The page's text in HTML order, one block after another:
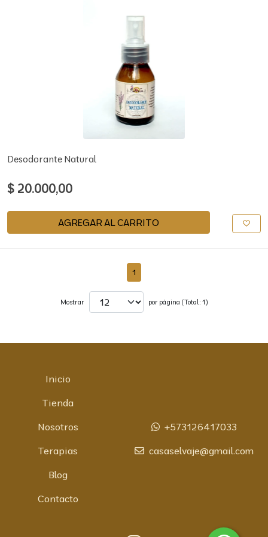
Desodorante Natural
$ 20.000,00
AGREGAR AL CARRITO
1
Mostrar por página (Total: 1)
Inicio
Tienda
Nosotros
Terapias
Blog
Contacto
+573126417033
casaselvaje@gmail.com